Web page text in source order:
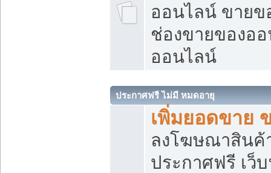
ออนไลน์ ขายข
ช่องขายของอ
ออนไลน์
ประกาศฟรี ไม่มี หมดอายุ
เพิ่มยอดขาย
ลงโฆษณาสิน
ประกาศฟรี เว็